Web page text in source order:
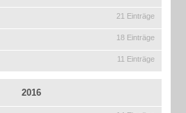
21 Einträge
18 Einträge
11 Einträge
2016